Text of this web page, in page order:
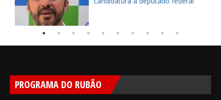
PROGRAMA DO RUBÃO